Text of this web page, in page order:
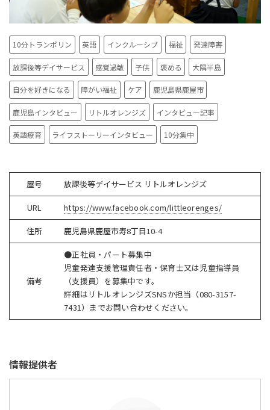
10分トランポリン 英語 インクルーシブ 福祉 発達障害
放課後等デイサービス 感覚過敏 子供 褒める 大隅半島
自分を好きになる 障がい福祉 ケア 鹿児島県鹿屋市
鹿児島インタビュー リトルオレンジズ インタビュー記事
英語療育 ライフストーリーインタビュー 10分集中
屋号 放課後等デイサービス リトルオレンジズ
URL https://www.facebook.com/littleorenges/
住所 鹿児島県鹿屋市寿8丁目10-4
備考
●正社員・パート募集中
児童発達支援管理責任者・保育士又は児童指導員
（支援員）を募集中です。
詳細はリトルオレンジズSNSか担当（080-3157-
7431）までお問い合わせください。
情報提供者